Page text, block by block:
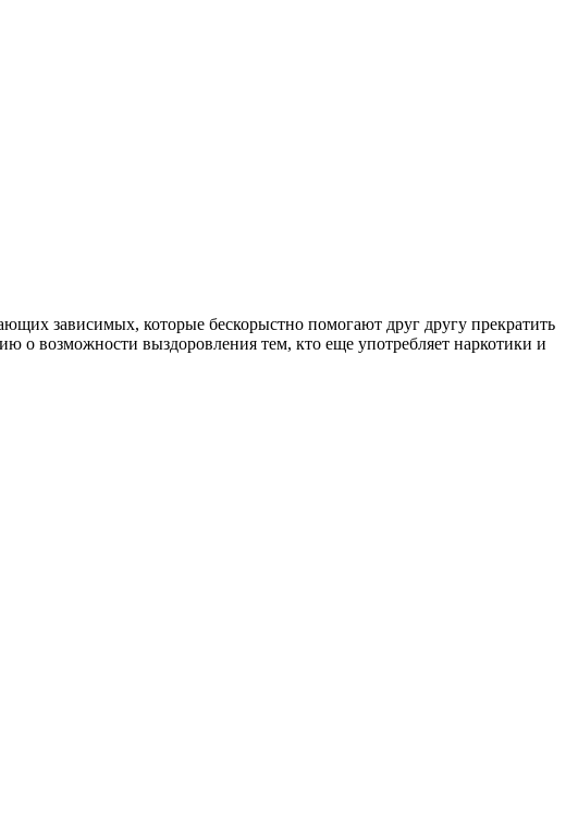
зависимых, которые бескорыстно помогают друг другу прекратить
о возможности выздоровления тем, кто еще употребляет наркотики и